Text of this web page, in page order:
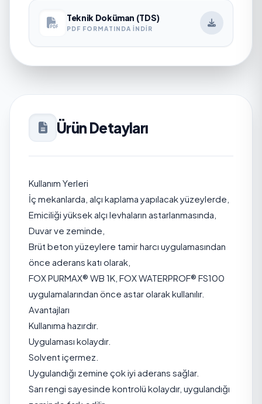
Teknik Doküman (TDS)
PDF FORMATINDA İNDIR
Ürün Detayları
Kullanım Yerleri
İç mekanlarda, alçı kaplama yapılacak yüzeylerde,
Emiciliği yüksek alçı levhaların astarlanmasında,
Duvar ve zeminde,
Brüt beton yüzeylere tamir harcı uygulamasından
önce aderans katı olarak,
FOX PURMAX® WB 1K, FOX WATERPROF® FS100
uygulamalarından önce astar olarak kullanılır.
Avantajları
Kullanıma hazırdır.
Uygulaması kolaydır.
Solvent içermez.
Uygulandığı zemine çok iyi aderans sağlar.
Sarı rengi sayesinde kontrolü kolaydır, uygulandığı